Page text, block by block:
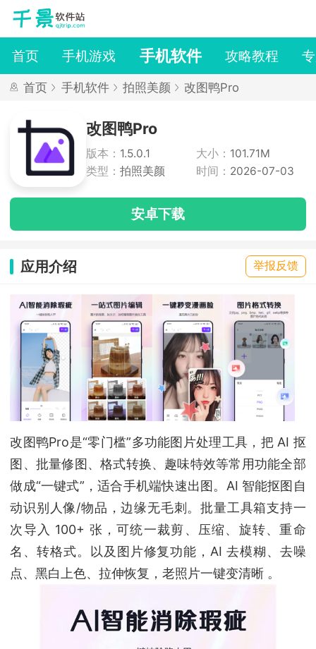
首页 手机游戏 手机软件 攻略教程
首页 手机软件 拍照美颜 改图鸭Pro
改图鸭Pro
版本： 1.5.0.1 大小： 101.71M
类型： 拍照美颜 时间： 2026-07-03
安卓下载
应用介绍 举报反馈
改图鸭Pro是“零门槛”多功能图片处理工具，把 AI 抠
图、批量修图、格式转换、趣味特效等常用功能全部
做成“一键式”，适合手机端快速出图。AI 智能抠图自
动识别人像/物品，边缘无毛刺。批量工具箱支持一
次导入 100+ 张，可统一裁剪、压缩、旋转、重命
名、转格式。以及图片修复功能，AI 去模糊、去噪
点、黑白上色、拉伸恢复，老照片一键变清晰 。